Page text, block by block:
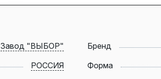
Завод "ВЫБОР" Бренд
РОССИЯ Форма